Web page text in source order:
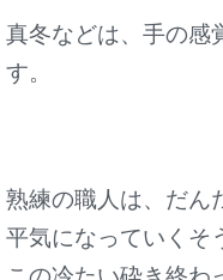
真冬などは、手の感
す。
熟練の職人は、だん
平気になっていくそ
この冷たい砕き終わ